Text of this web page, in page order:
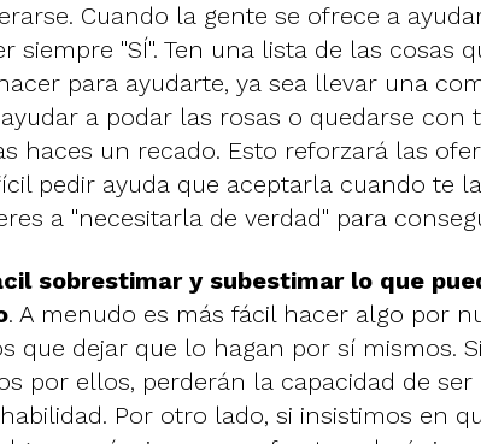
Cuando la gente se ofrece a
siempre "SÍ". Ten una lista de las cosas
para ayudarte, ya sea llevar una
a podar las rosas o quedarse con
haces un recado. Esto reforzará las
pedir ayuda que aceptarla cuando te
a "necesitarla de verdad" para
sobrestimar y subestimar lo que
. A menudo es más fácil hacer algo por
que dejar que lo hagan por sí mismos.
por ellos, perderán la capacidad de
Por otro lado, si insistimos en